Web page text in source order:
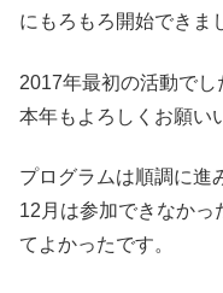
にもろもろ開始できま
2017年最初の活動でし
本年もよろしくお願い
プログラムは順調に進
12月は参加できなかっ
てよかったです。